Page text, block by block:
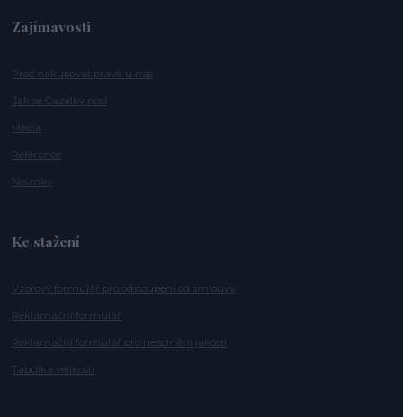
Zajímavosti
Proč nakupovat právě u nás
Jak se Gazelky nosí
Média
Reference
Novinky
Ke stažení
Vzorový formulář pro odstoupení od smlouvy
Reklamační formulář
Reklamační formulář pro nesplnění jakosti
Tabulka velikosti